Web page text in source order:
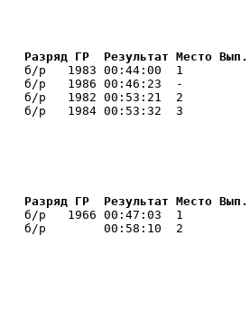
Разряд ГР  Результат Место Вып.
б/р   1983 00:44:00  1
б/р   1986 00:46:23  -
б/р   1982 00:53:21  2
б/р   1984 00:53:32  3
Разряд ГР  Результат Место Вып.
б/р   1966 00:47:03  1
б/р        00:58:10  2